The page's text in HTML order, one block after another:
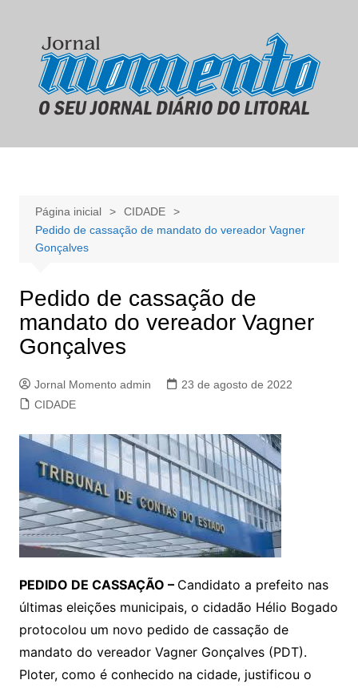
conteúdo
Página inicial
CIDADE
Pedido de cassação de mandato do vereador Vagner
Gonçalves
Pedido de cassação de
mandato do vereador Vagner
Gonçalves
Jornal Momento admin
23 de agosto de 2022
CIDADE
PEDIDO DE CASSAÇÃO – Candidato a prefeito nas
últimas eleições municipais, o cidadão Hélio Bogado
protocolou um novo pedido de cassação de
mandato do vereador Vagner Gonçalves (PDT).
Ploter, como é conhecido na cidade, justificou o